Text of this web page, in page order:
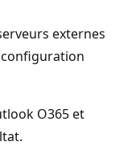
externes
O365 et